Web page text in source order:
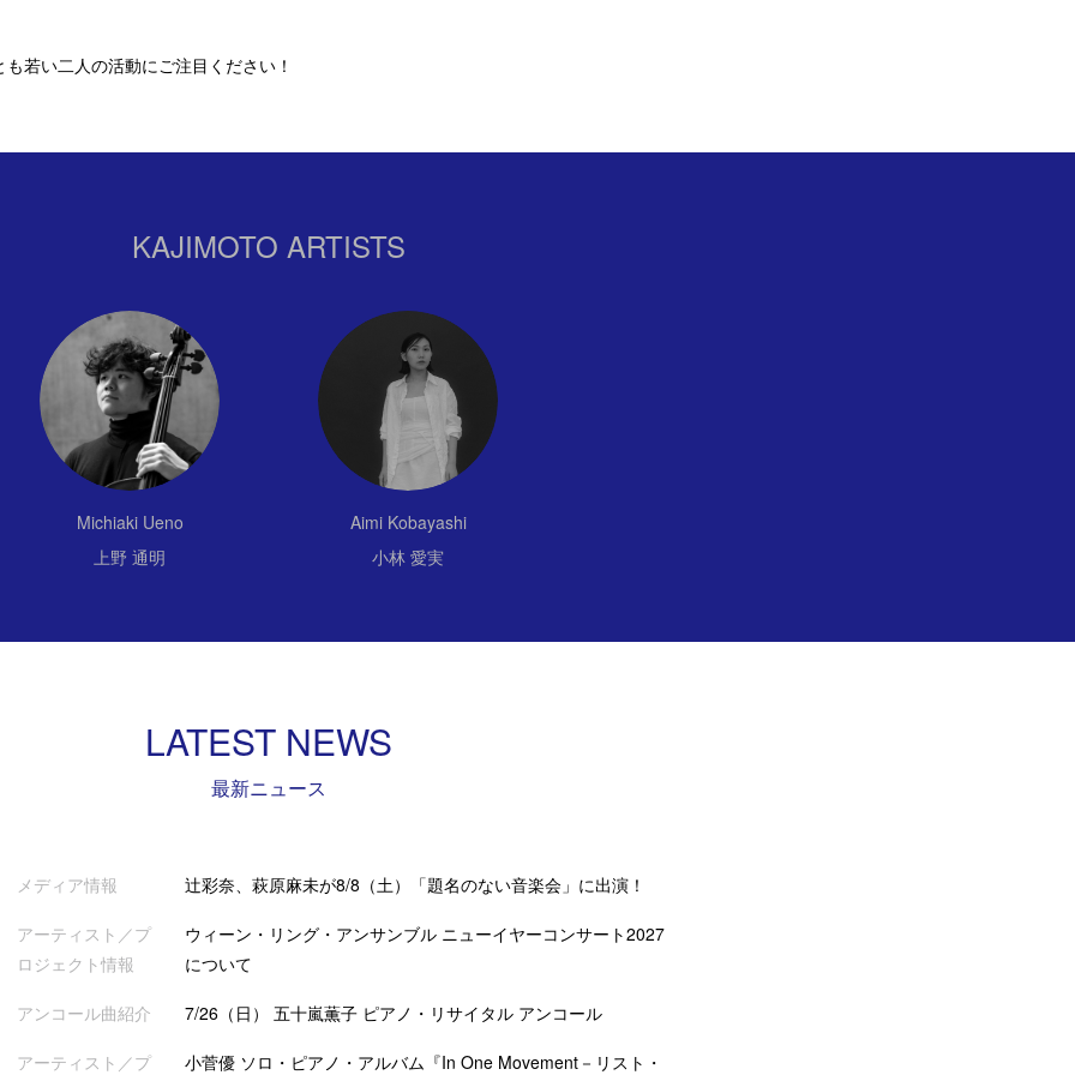
も若い二人の活動にご注目ください！
KAJIMOTO ARTISTS
Michiaki Ueno
上野 通明
Aimi Kobayashi
小林 愛実
LATEST NEWS
最新ニュース
メディア情報 辻彩奈、萩原麻未が8/8（土）「題名のない音楽会」に出演！
アーティスト／プ
ロジェクト情報
ウィーン・リング・アンサンブル ニューイヤーコンサート2027
について
アンコール曲紹介 7/26（日） 五十嵐薫子 ピアノ・リサイタル アンコール
アーティスト／プ 小菅優 ソロ・ピアノ・アルバム『In One Movement－リスト・